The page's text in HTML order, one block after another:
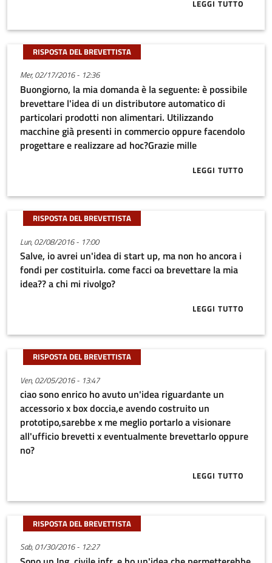
LEGGI TUTTO
ABOUT
RISPOSTA DEL BREVETTISTA
Mer, 02/17/2016 - 12:36
Buongiorno, la mia domanda è la seguente: è possibile
brevettare l'idea di un distributore automatico di
particolari prodotti non alimentari. Utilizzando
macchine già presenti in commercio oppure facendolo
progettare e realizzare ad hoc?Grazie mille
LEGGI TUTTO
ABOUT
RISPOSTA DEL BREVETTISTA
Lun, 02/08/2016 - 17:00
Salve, io avrei un'idea di start up, ma non ho ancora i
fondi per costituirla. come facci oa brevettare la mia
idea?? a chi mi rivolgo?
LEGGI TUTTO
ABOUT
RISPOSTA DEL BREVETTISTA
Ven, 02/05/2016 - 13:47
ciao sono enrico ho avuto un'idea riguardante un
accessorio x box doccia,e avendo costruito un
prototipo,sarebbe x me meglio portarlo a visionare
all'ufficio brevetti x eventualmente brevettarlo oppure
no?
LEGGI TUTTOABOUT CIAO
RISPOSTA DEL BREVETTISTA
Sab, 01/30/2016 - 12:27